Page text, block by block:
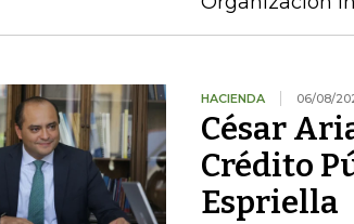
HACIENDA 06/08/
César
Crédito
Espriella